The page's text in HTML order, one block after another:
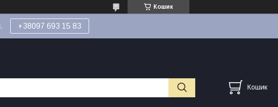
Кошик
+38097 693 15 83
Кошик